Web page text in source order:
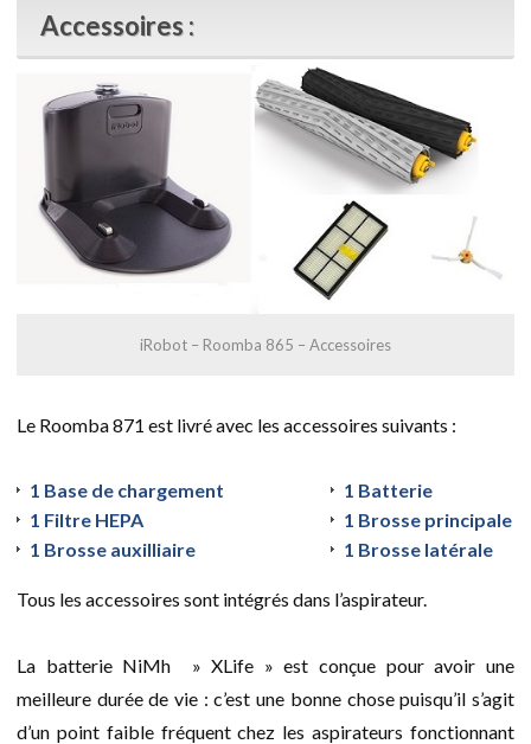
Accessoires :
iRobot – Roomba 865 – Accessoires
Le Roomba 871 est livré avec les accessoires suivants :
1 Base de chargement
1 Batterie
1 Filtre HEPA
1 Brosse principale
1 Brosse auxilliaire
1 Brosse latérale
Tous les accessoires sont intégrés dans l’aspirateur.
La batterie NiMh » XLife » est conçue pour avoir une
meilleure durée de vie : c’est une bonne chose puisqu’il s’agit
d’un point faible fréquent chez les aspirateurs fonctionnant